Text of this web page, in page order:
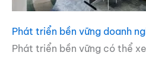
Phát triển bền vững doanh
Phát triển bền vững có thể